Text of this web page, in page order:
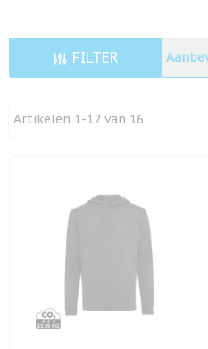
FILTER
Artikelen 1-12 van 16